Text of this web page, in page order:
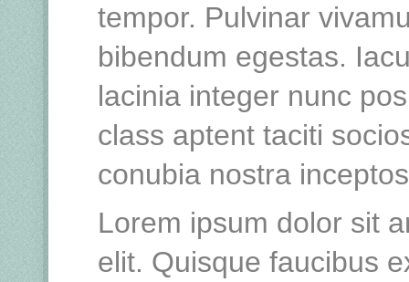
tempor. Pulvinar
bibendum egestas.
lacinia integer nunc
class aptent taciti
conubia nostra
Lorem ipsum dolor sit
elit. Quisque faucibus